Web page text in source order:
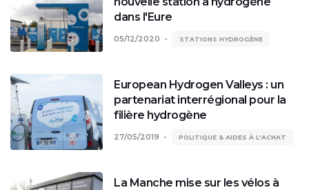
dans l'Eure
05/12/2020 STATIONS HYDROGÈNE
European Hydrogen Valleys : un
partenariat interrégional pour la
filière hydrogène
27/05/2019 POLITIQUE & AIDES À L'ACHAT
La Manche mise sur les vélos à